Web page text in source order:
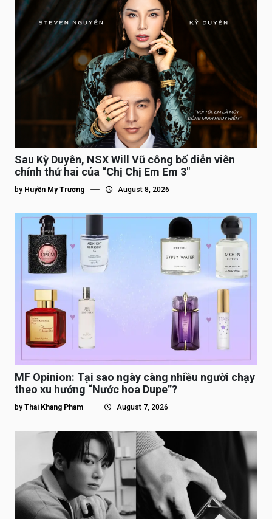
Sau Kỳ Duyên, NSX Will Vũ công bố diễn viên
chính thứ hai của “Chị Chị Em Em 3″
by Huyền My Trương August 8, 2026
MF Opinion: Tại sao ngày càng nhiều người chạy
theo xu hướng “Nước hoa Dupe”?
by Thai Khang Pham August 7, 2026